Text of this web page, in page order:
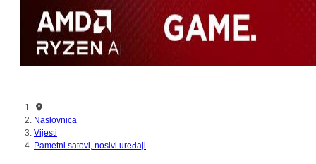
Naslovnica
Vijesti
Pametni satovi, nosivi uređaji